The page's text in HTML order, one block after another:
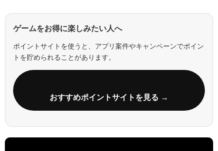
ゲームをお得に楽しみたい人へ
ポイントサイトを使うと、アプリ案件やキャンペーンでポイン
トを貯められることがあります。
おすすめポイントサイトを見る →